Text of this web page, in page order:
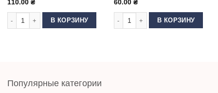
110.00 ₴
Количество товара Иглы для ОВЕРЛОКА GROZ BECKERT B27/DCx27 80
В КОРЗИНУ
60.00 ₴
Количество товара Иглы для
В КОРЗИНУ
Популярные категории